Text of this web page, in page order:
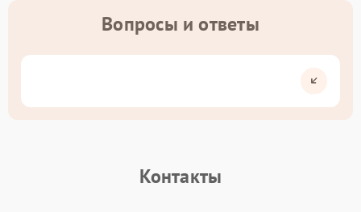
Вопросы и ответы
Контакты